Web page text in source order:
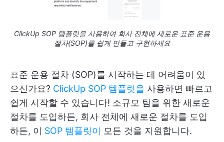
ClickUp SOP 템플릿을 사용하여 회사 전체에 새로운 표준 운용
절차(SOP)를 쉽게 만들고 구현하세요
표준 운용 절차 (SOP)를 시작하는 데 어려움이 있
으신가요? ClickUp SOP 템플릿을 사용하면 빠르고
쉽게 시작할 수 있습니다! 소규모 팀을 위한 새로운
절차를 도입하든, 회사 전체에 새로운 절차를 도입
하든, 이 SOP 템플릿이 모든 것을 지원합니다.